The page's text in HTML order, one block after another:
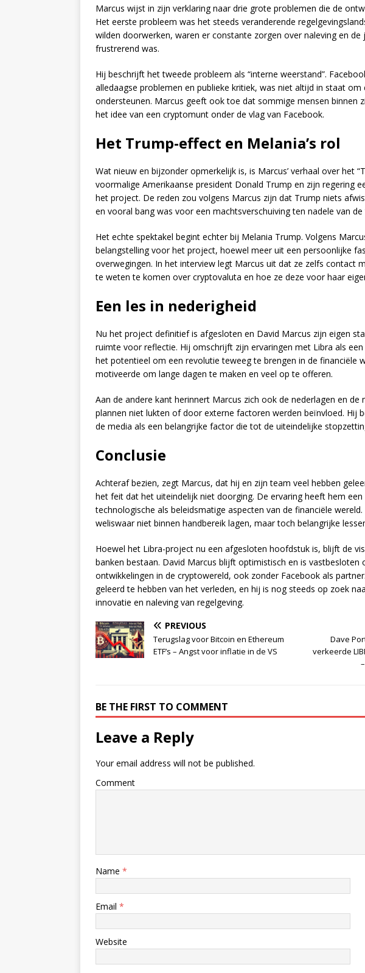
Marcus wijst in zijn verklaring naar drie grote problemen die de
Het eerste probleem was het steeds veranderende
wilden doorwerken, waren er constante zorgen over naleving en de
frustrerend was.
Hij beschrijft het tweede probleem als “interne weerstand”.
alledaagse problemen en publieke kritiek, was niet altijd in staat
ondersteunen. Marcus geeft ook toe dat sommige mensen binnen
het idee van een cryptomunt onder de vlag van Facebook.
Het Trump-effect en Melania’s rol
Wat nieuw en bijzonder opmerkelijk is, is Marcus’ verhaal over het
voormalige Amerikaanse president Donald Trump en zijn regering
het project. De reden zou volgens Marcus zijn dat Trump niets
en vooral bang was voor een machtsverschuiving ten nadele van
Het echte spektakel begint echter bij Melania Trump. Volgens
belangstelling voor het project, hoewel meer uit een persoonlijke
overwegingen. In het interview legt Marcus uit dat ze zelfs contact
te weten te komen over cryptovaluta en hoe ze deze voor haar
Een les in nederigheid
Nu het project definitief is afgesloten en David Marcus zijn eigen
ruimte voor reflectie. Hij omschrijft zijn ervaringen met Libra als
het potentieel om een revolutie teweeg te brengen in de financiële
motiveerde om lange dagen te maken en veel op te offeren.
Aan de andere kant herinnert Marcus zich ook de nederlagen en
plannen niet lukten of door externe factoren werden beïnvloed. Hij
de media als een belangrijke factor die tot de uiteindelijke
Conclusie
Achteraf bezien, zegt Marcus, dat hij en zijn team veel hebben
het feit dat het uiteindelijk niet doorging. De ervaring heeft hem
technologische als beleidsmatige aspecten van de financiële
weliswaar niet binnen handbereik lagen, maar toch belangrijke
Hoewel het Libra-project nu een afgesloten hoofdstuk is, blijft de
banken bestaan. David Marcus blijft optimistisch en is vastbesloten
ontwikkelingen in de cryptowereld, ook zonder Facebook als
geleerd te hebben van het verleden, en hij is nog steeds op zoek
innovatie en naleving van regelgeving.
PREVIOUS
Terugslag voor Bitcoin en Ethereum
ETF’s – Angst voor inflatie in de VS
Dave
verkeerde
BE THE FIRST TO COMMENT
Leave a Reply
Your email address will not be published.
Comment
Name *
Email *
Website